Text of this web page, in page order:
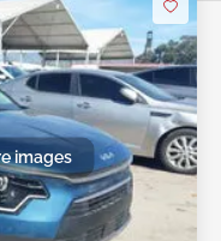
images